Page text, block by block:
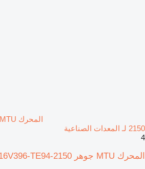
2150 لـ المعدات الصناعية
4
المحرك MTU جوهر 16V396-TE94-2150 لـ المعدات الصناعية